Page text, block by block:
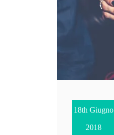
18th Giugno
2018